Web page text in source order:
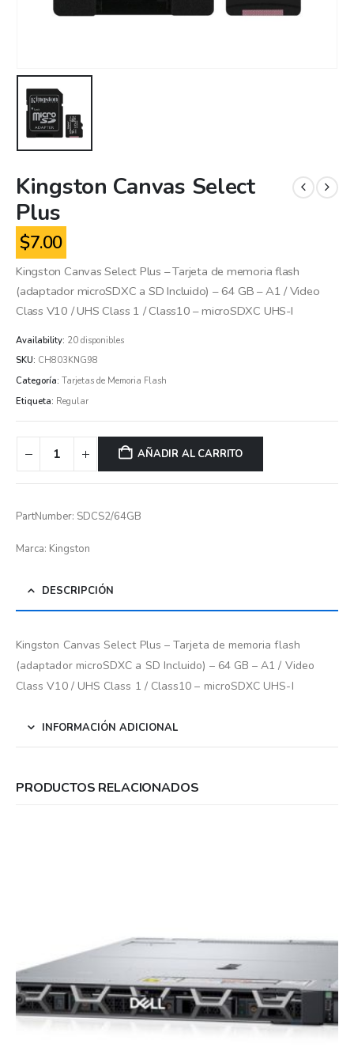
Kingston Canvas Select
Plus
$7.00
Kingston Canvas Select Plus – Tarjeta de memoria flash
(adaptador microSDXC a SD Incluido) – 64 GB – A1 / Video
Class V10 / UHS Class 1 / Class10 – microSDXC UHS-I
Availability: 20 disponibles
SKU: CH803KNG98
Categoría: Tarjetas de Memoria Flash
Etiqueta: Regular
AÑADIR AL CARRITO
PartNumber: SDCS2/64GB
Marca: Kingston
DESCRIPCIÓN
Kingston Canvas Select Plus – Tarjeta de memoria flash
(adaptador microSDXC a SD Incluido) – 64 GB – A1 / Video
Class V10 / UHS Class 1 / Class10 – microSDXC UHS-I
INFORMACIÓN ADICIONAL
PRODUCTOS RELACIONADOS